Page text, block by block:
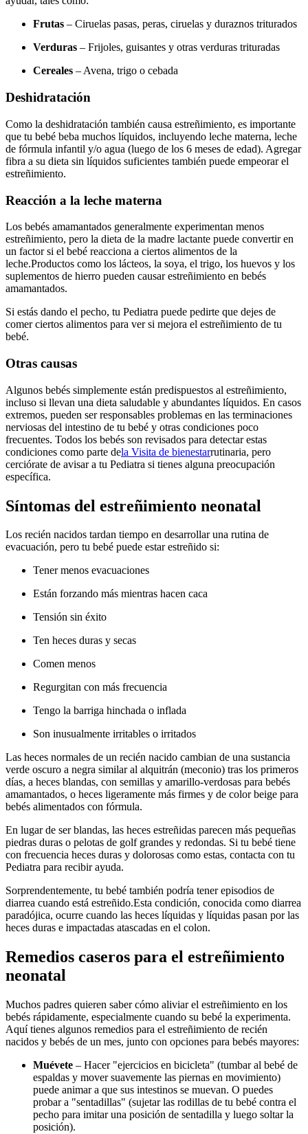
Frutas – Ciruelas pasas, peras, ciruelas y duraznos triturados
Verduras – Frijoles, guisantes y otras verduras trituradas
Cereales – Avena, trigo o cebada
Deshidratación
Como la deshidratación también causa estreñimiento, es importante
que tu bebé beba muchos líquidos, incluyendo leche materna, leche
de fórmula infantil y/o agua (luego de los 6 meses de edad). Agregar
fibra a su dieta sin líquidos suficientes también puede empeorar el
estreñimiento.
Reacción a la leche materna
Los bebés amamantados generalmente experimentan menos
estreñimiento, pero la dieta de la madre lactante puede convertir en
un factor si el bebé reacciona a ciertos alimentos de la
leche.Productos como los lácteos, la soya, el trigo, los huevos y los
suplementos de hierro pueden causar estreñimiento en bebés
amamantados.
Si estás dando el pecho, tu Pediatra puede pedirte que dejes de
comer ciertos alimentos para ver si mejora el estreñimiento de tu
bebé.
Otras causas
Algunos bebés simplemente están predispuestos al estreñimiento,
incluso si llevan una dieta saludable y abundantes líquidos. En casos
extremos, pueden ser responsables problemas en las terminaciones
nerviosas del intestino de tu bebé y otras condiciones poco
frecuentes. Todos los bebés son revisados para detectar estas
condiciones como parte dela Visita de bienestarrutinaria, pero
cerciórate de avisar a tu Pediatra si tienes alguna preocupación
específica.
Síntomas del estreñimiento neonatal
Los recién nacidos tardan tiempo en desarrollar una rutina de
evacuación, pero tu bebé puede estar estreñido si:
Tener menos evacuaciones
Están forzando más mientras hacen caca
Tensión sin éxito
Ten heces duras y secas
Comen menos
Regurgitan con más frecuencia
Tengo la barriga hinchada o inflada
Son inusualmente irritables o irritados
Las heces normales de un recién nacido cambian de una sustancia
verde oscuro a negra similar al alquitrán (meconio) tras los primeros
días, a heces blandas, con semillas y amarillo-verdosas para bebés
amamantados, o heces ligeramente más firmes y de color beige para
bebés alimentados con fórmula.
En lugar de ser blandas, las heces estreñidas parecen más pequeñas
piedras duras o pelotas de golf grandes y redondas. Si tu bebé tiene
con frecuencia heces duras y dolorosas como estas, contacta con tu
Pediatra para recibir ayuda.
Sorprendentemente, tu bebé también podría tener episodios de
diarrea cuando está estreñido.Esta condición, conocida como diarrea
paradójica, ocurre cuando las heces líquidas y líquidas pasan por las
heces duras e impactadas atascadas en el colon.
Remedios caseros para el estreñimiento
neonatal
Muchos padres quieren saber cómo aliviar el estreñimiento en los
bebés rápidamente, especialmente cuando su bebé la experimenta.
Aquí tienes algunos remedios para el estreñimiento de recién
nacidos y bebés de un mes, junto con opciones para bebés mayores:
Muévete – Hacer "ejercicios en bicicleta" (tumbar al bebé de
espaldas y mover suavemente las piernas en movimiento)
puede animar a que sus intestinos se muevan. O puedes
probar a "sentadillas" (sujetar las rodillas de tu bebé contra el
pecho para imitar una posición de sentadilla y luego soltar la
posición).